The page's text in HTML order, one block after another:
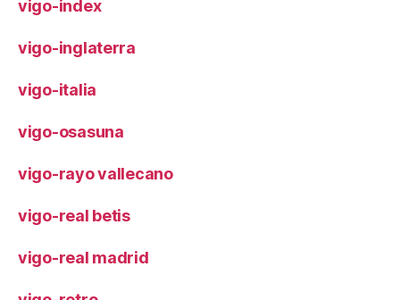
vigo-index
vigo-inglaterra
vigo-italia
vigo-osasuna
vigo-rayo vallecano
vigo-real betis
vigo-real madrid